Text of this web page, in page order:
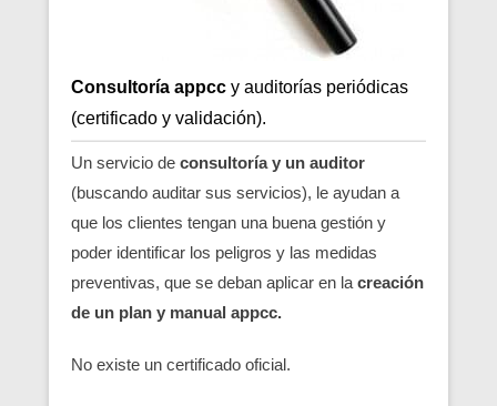
Consultoría appcc y auditorías periódicas
(certificado y validación).
Un servicio de consultoría y un auditor
(buscando auditar sus servicios), le ayudan a
que los clientes tengan una buena gestión y
poder identificar los peligros y las medidas
preventivas, que se deban aplicar en la creación
de un plan y manual appcc.
No existe un certificado oficial.